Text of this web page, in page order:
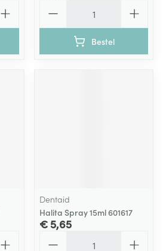
Bestel
Dentaid
Halita Spray 15ml 601617
€ 5,65